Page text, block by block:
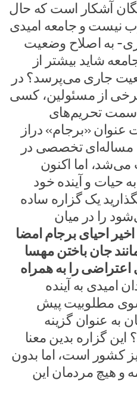
آشکار است که حال
نیست و جامعه امیدی
به اصلاح وضعیت
شاید بیشتر از
جاری می‌پرسد؟ در
از مسئولین، کسی
سمت تحریم‌های
«برجام» دراز
مساله‌ای تخصصی در
اما اکنون
حیات و آینده خود
یک گزاره ساده
را در میان
احیای برجام امضا
جان باختن مهسا
اعتراضی را به همراه
امیدی به آینده
مطلوبیت پیش
به عنوان گزینه
گزاره بدین معنا
کشور است، اما بدون
و هیچ مردمان این